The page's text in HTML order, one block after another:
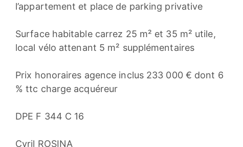
l’appartement et place de parking privative
Surface habitable carrez 25 m² et 35 m² utile,
local vélo attenant 5 m² supplémentaires
Prix honoraires agence inclus 233 000 € dont 6
% ttc charge acquéreur
DPE F 344 C 16
Cyril ROSINA